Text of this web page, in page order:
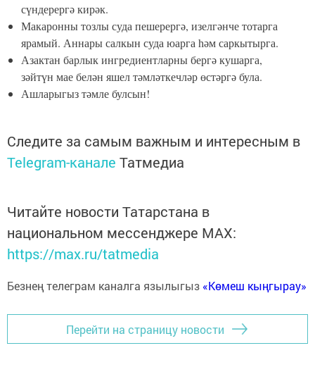
сүндерергә кирәк.
Макаронны тозлы суда пешерергә, изелгәнче тотарга
ярамый. Аннары салкын суда юарга һәм саркытырга.
Азактан барлык ингредиентларны бергә кушарга,
зәйтүн мае белән яшел тәмләткечләр өстәргә була.
Ашларыгыз тәмле булсын!
Следите за самым важным и интересным в
Telegram-канале Татмедиа
Читайте новости Татарстана в
национальном мессенджере MАХ:
https://max.ru/tatmedia
Безнең телеграм каналга язылыгыз «Көмеш кыңгырау»
Перейти на страницу новости